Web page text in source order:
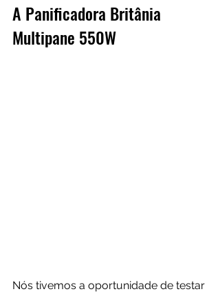
A Panificadora Britânia
Multipane 550W
Nós tivemos a oportunidade de testar